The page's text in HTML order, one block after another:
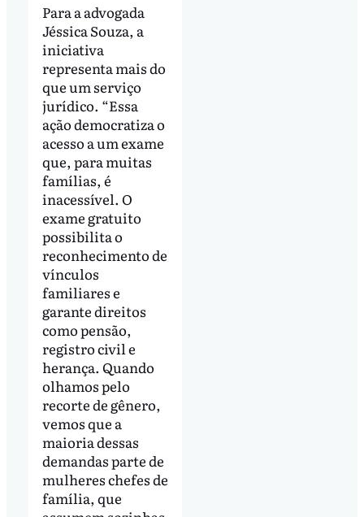
Para a advogada
Jéssica Souza, a
iniciativa
representa mais do
que um serviço
jurídico. “Essa
ação democratiza o
acesso a um exame
que, para muitas
famílias, é
inacessível. O
exame gratuito
possibilita o
reconhecimento de
vínculos
familiares e
garante direitos
como pensão,
registro civil e
herança. Quando
olhamos pelo
recorte de gênero,
vemos que a
maioria dessas
demandas parte de
mulheres chefes de
família, que